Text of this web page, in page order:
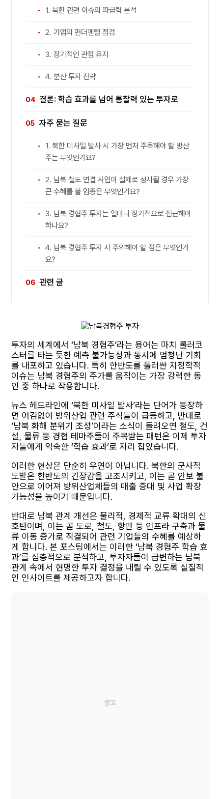
1. 북한 관련 이슈의 파급력 분석
2. 기업의 펀더멘털 점검
3. 장기적인 관점 유지
4. 분산 투자 전략
결론: 학습 효과를 넘어 통찰력 있는 투자로
자주 묻는 질문
1. 북한 미사일 발사 시 가장 먼저 주목해야 할 방산
주는 무엇인가요?
2. 남북 철도 연결 사업이 실제로 성사될 경우 가장
큰 수혜를 볼 업종은 무엇인가요?
3. 남북 경협주 투자는 얼마나 장기적으로 접근해야
하나요?
4. 남북 경협주 투자 시 주의해야 할 점은 무엇인가
요?
관련 글
투자의 세계에서 ‘남북 경협주’라는 용어는 마치 롤러코
스터를 타는 듯한 예측 불가능성과 동시에 엄청난 기회
를 내포하고 있습니다. 특히 한반도를 둘러싼 지정학적
이슈는 남북 경협주의 주가를 움직이는 가장 강력한 동
인 중 하나로 작용합니다.
뉴스 헤드라인에 ‘북한 미사일 발사’라는 단어가 등장하
면 어김없이 방위산업 관련 주식들이 급등하고, 반대로
‘남북 화해 분위기 조성’이라는 소식이 들려오면 철도, 건
설, 물류 등 경협 테마주들이 주목받는 패턴은 이제 투자
자들에게 익숙한 ‘학습 효과’로 자리 잡았습니다.
이러한 현상은 단순히 우연이 아닙니다. 북한의 군사적
도발은 한반도의 긴장감을 고조시키고, 이는 곧 안보 불
안으로 이어져 방위산업체들의 매출 증대 및 사업 확장
가능성을 높이기 때문입니다.
반대로 남북 관계 개선은 물리적, 경제적 교류 확대의 신
호탄이며, 이는 곧 도로, 철도, 항만 등 인프라 구축과 물
류 이동 증가로 직결되어 관련 기업들의 수혜를 예상하
게 합니다. 본 포스팅에서는 이러한 ‘남북 경협주 학습 효
과’를 심층적으로 분석하고, 투자자들이 급변하는 남북
관계 속에서 현명한 투자 결정을 내릴 수 있도록 실질적
인 인사이트를 제공하고자 합니다.